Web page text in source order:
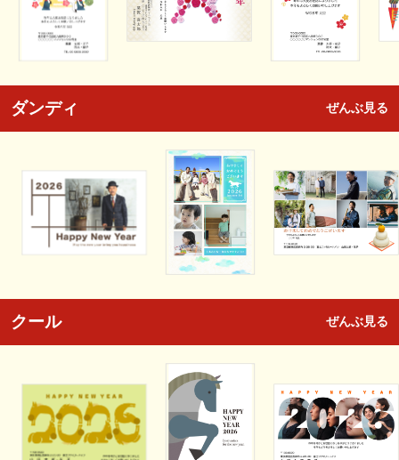
ダンディ ぜんぶ見る
クール ぜんぶ見る